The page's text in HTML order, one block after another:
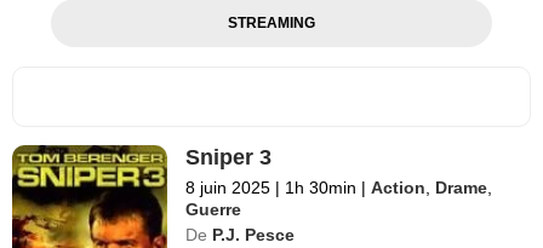
STREAMING
Sniper 3
8 juin 2025 | 1h 30min | Action Drame
Guerre
De P.J. Pesce